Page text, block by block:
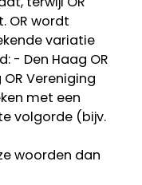
OR wordt
variatie
- Den Haag OR
Vereniging
met een
volgorde (bijv.
woorden dan